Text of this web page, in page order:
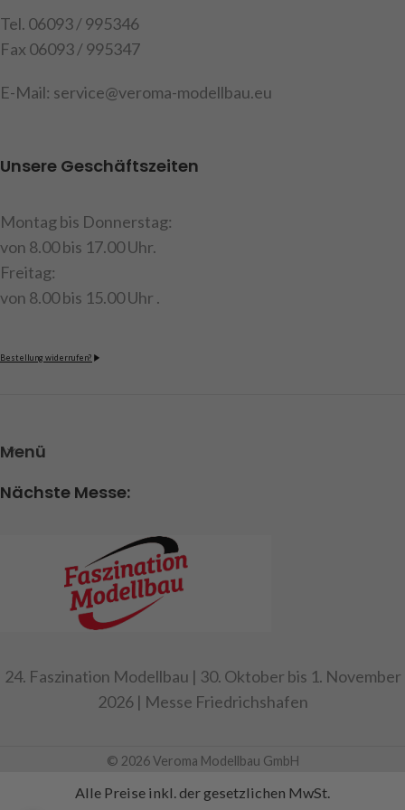
Tel. 06093 / 995346
Fax 06093 / 995347
E-Mail: service@veroma-modellbau.eu
Unsere Geschäftszeiten
Montag bis Donnerstag:
von 8.00 bis 17.00 Uhr.
Freitag:
von 8.00 bis 15.00 Uhr .
Bestellung widerrufen?
Menü
Nächste Messe:
24. Faszination Modellbau | 30. Oktober bis 1. November
2026 | Messe Friedrichshafen
© 2026 Veroma Modellbau GmbH
Alle Preise inkl. der gesetzlichen MwSt.